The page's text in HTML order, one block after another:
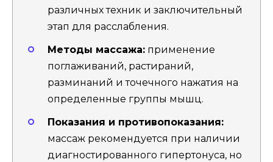
различных техник и заключительный
этап для расслабления.
Методы массажа: применение
поглаживаний, растираний,
разминаний и точечного нажатия на
определенные группы мышц.
Показания и противопоказания:
массаж рекомендуется при наличии
диагностированного гипертонуса, но